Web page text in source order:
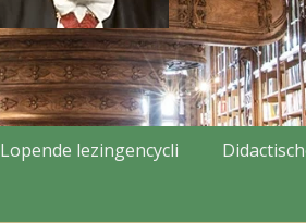
Lopende lezingencycli